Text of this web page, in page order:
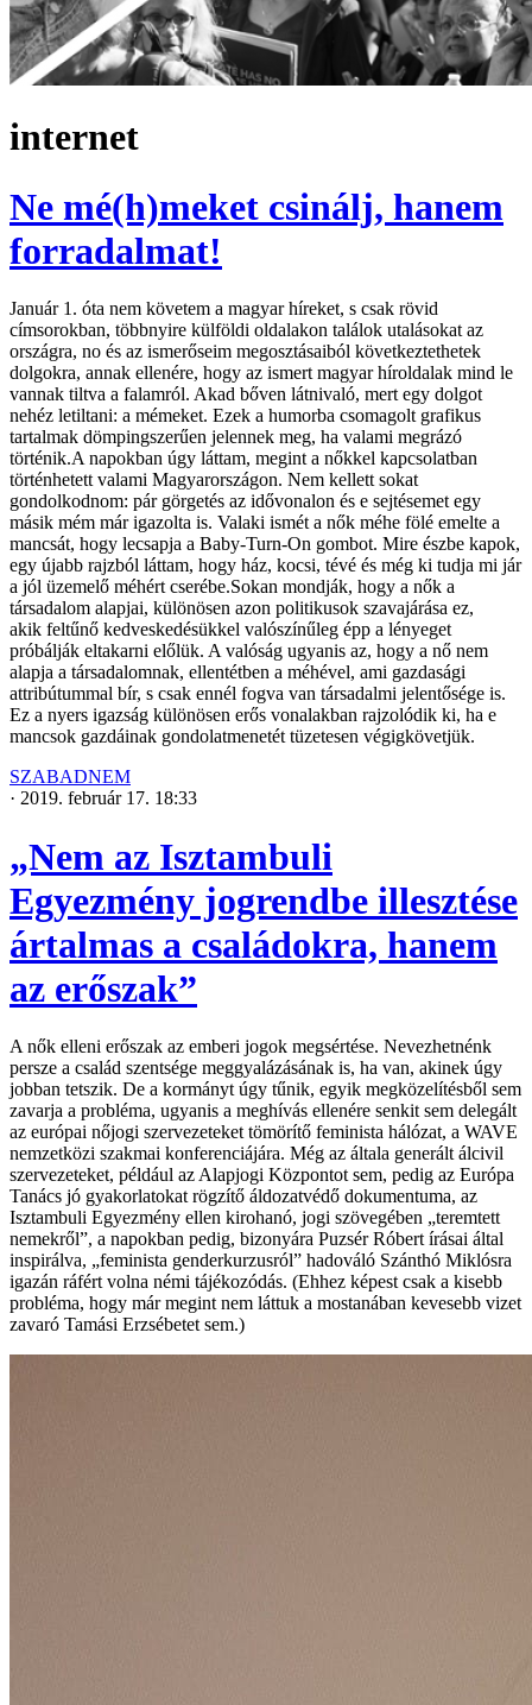
internet
Ne mé(h)meket csinálj, hanem
forradalmat!
Január 1. óta nem követem a magyar híreket, s csak rövid
címsorokban, többnyire külföldi oldalakon találok utalásokat az
országra, no és az ismerőseim megosztásaiból következtethetek
dolgokra, annak ellenére, hogy az ismert magyar híroldalak mind le
vannak tiltva a falamról. Akad bőven látnivaló, mert egy dolgot
nehéz letiltani: a mémeket. Ezek a humorba csomagolt grafikus
tartalmak dömpingszerűen jelennek meg, ha valami megrázó
történik.A napokban úgy láttam, megint a nőkkel kapcsolatban
történhetett valami Magyarországon. Nem kellett sokat
gondolkodnom: pár görgetés az idővonalon és e sejtésemet egy
másik mém már igazolta is. Valaki ismét a nők méhe fölé emelte a
mancsát, hogy lecsapja a Baby-Turn-On gombot. Mire észbe kapok,
egy újabb rajzból láttam, hogy ház, kocsi, tévé és még ki tudja mi jár
a jól üzemelő méhért cserébe.Sokan mondják, hogy a nők a
társadalom alapjai, különösen azon politikusok szavajárása ez,
akik feltűnő kedveskedésükkel valószínűleg épp a lényeget
próbálják eltakarni előlük. A valóság ugyanis az, hogy a nő nem
alapja a társadalomnak, ellentétben a méhével, ami gazdasági
attribútummal bír, s csak ennél fogva van társadalmi jelentősége is.
Ez a nyers igazság különösen erős vonalakban rajzolódik ki, ha e
mancsok gazdáinak gondolatmenetét tüzetesen végigkövetjük.
SZABADNEM
· 2019. február 17. 18:33
„Nem az Isztambuli
Egyezmény jogrendbe illesztése
ártalmas a családokra, hanem
az erőszak”
A nők elleni erőszak az emberi jogok megsértése. Nevezhetnénk
persze a család szentsége meggyalázásának is, ha van, akinek úgy
jobban tetszik. De a kormányt úgy tűnik, egyik megközelítésből sem
zavarja a probléma, ugyanis a meghívás ellenére senkit sem delegált
az európai nőjogi szervezeteket tömörítő feminista hálózat, a WAVE
nemzetközi szakmai konferenciájára. Még az általa generált álcivil
szervezeteket, például az Alapjogi Központot sem, pedig az Európa
Tanács jó gyakorlatokat rögzítő áldozatvédő dokumentuma, az
Isztambuli Egyezmény ellen kirohanó, jogi szövegében „teremtett
nemekről”, a napokban pedig, bizonyára Puzsér Róbert írásai által
inspirálva, „feminista genderkurzusról” hadováló Szánthó Miklósra
igazán ráfért volna némi tájékozódás. (Ehhez képest csak a kisebb
probléma, hogy már megint nem láttuk a mostanában kevesebb vizet
zavaró Tamási Erzsébetet sem.)